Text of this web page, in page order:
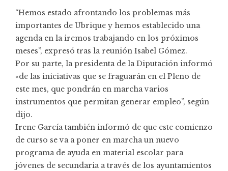
“Hemos estado afrontando los problemas más
importantes de Ubrique y hemos establecido una
agenda en la iremos trabajando en los próximos
meses”, expresó tras la reunión Isabel Gómez.
Por su parte, la presidenta de la Diputación informó
«de las iniciativas que se fraguarán en el Pleno de
este mes, que pondrán en marcha varios
instrumentos que permitan generar empleo”, según
dijo.
Irene García también informó de que este comienzo
de curso se va a poner en marcha un nuevo
programa de ayuda en material escolar para
jóvenes de secundaria a través de los ayuntamientos